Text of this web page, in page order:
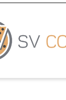
is elérhető
A prémium